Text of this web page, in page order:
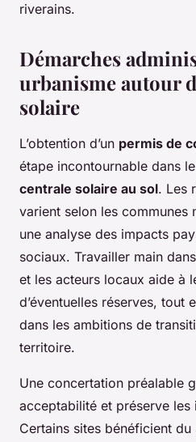
riverains.
Démarches
urbanisme autour
solaire
L’obtention d’un permis de
étape incontournable dans
centrale solaire au sol. Les
varient selon les communes
une analyse des impacts
sociaux. Travailler main
et les acteurs locaux aide à
d’éventuelles réserves, tout
dans les ambitions de
territoire.
Une concertation préalable
acceptabilité et préserve les
Certains sites bénéficient